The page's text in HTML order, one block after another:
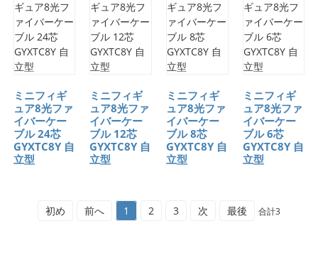
ミニフィギ
ュア8光ファ
イバーケー
ブル 24芯
GYXTC8Y 自
立型
ミニフィギ
ュア8光ファ
イバーケー
ブル 12芯
GYXTC8Y 自
立型
ミニフィギ
ュア8光ファ
イバーケー
ブル 8芯
GYXTC8Y 自
立型
ミニフィギ
ュア8光ファ
イバーケー
ブル 6芯
GYXTC8Y 自
立型
初め 前へ 1 2 3 次 最後 合計3